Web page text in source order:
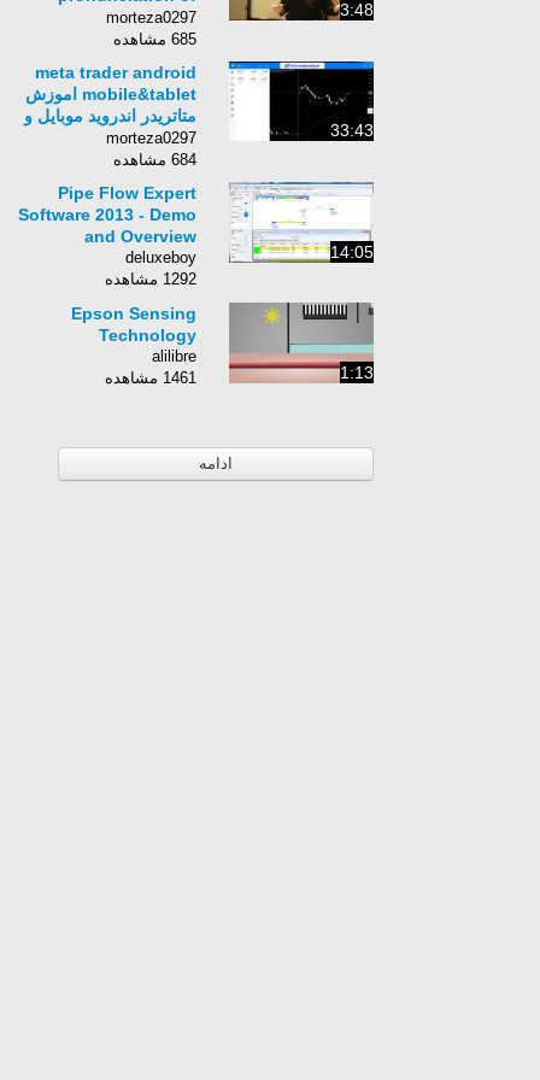
3:48
american english |
Accurate English
morteza0297
685 مشاهده
33:43
meta trader android
mobile&tablet اموزش
متاتریدر اندروید موبایل و
تبلت
morteza0297
684 مشاهده
14:05
Pipe Flow Expert
Software 2013 - Demo
and Overview
deluxeboy
1292 مشاهده
1:13
Epson Sensing
Technology
alilibre
1461 مشاهده
ادامه